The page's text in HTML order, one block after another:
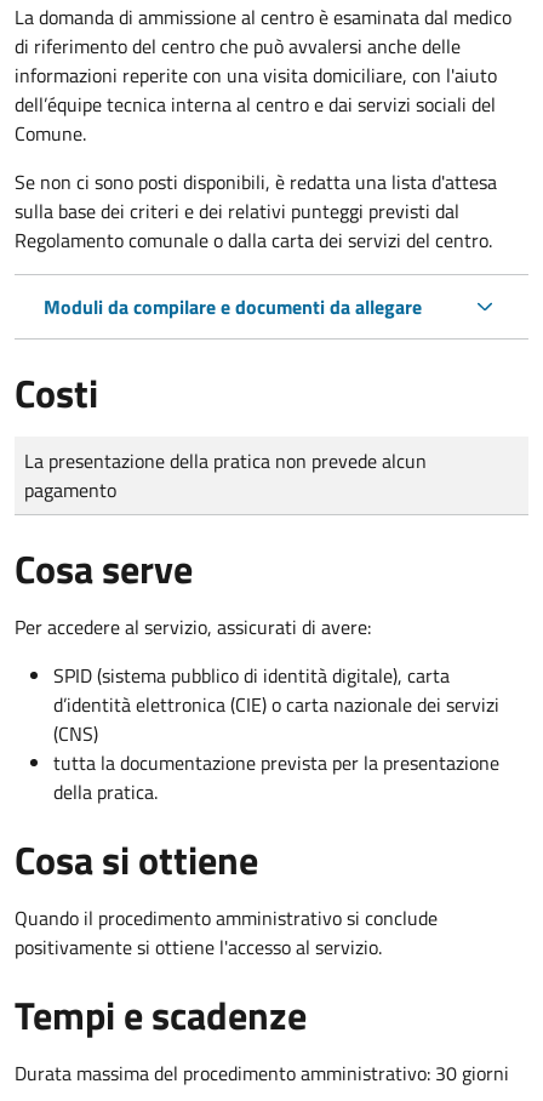
La domanda di ammissione al centro è esaminata dal medico
di riferimento del centro che può avvalersi anche delle
informazioni reperite con una visita domiciliare, con l'aiuto
dell’équipe tecnica interna al centro e dai servizi sociali del
Comune.
Se non ci sono posti disponibili, è redatta una lista d'attesa
sulla base dei criteri e dei relativi punteggi previsti dal
Regolamento comunale o dalla carta dei servizi del centro.
Moduli da compilare e documenti da allegare
Costi
Tipo di pagamento
Importo
La presentazione della pratica non prevede alcun
pagamento
Cosa serve
Per accedere al servizio, assicurati di avere:
SPID (sistema pubblico di identità digitale), carta
d’identità elettronica (CIE) o carta nazionale dei servizi
(CNS)
tutta la documentazione prevista per la presentazione
della pratica.
Cosa si ottiene
Quando il procedimento amministrativo si conclude
positivamente si ottiene l'accesso al servizio.
Tempi e scadenze
Durata massima del procedimento amministrativo: 30 giorni